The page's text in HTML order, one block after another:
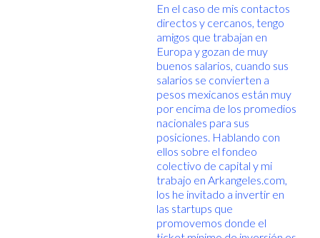
En el caso de mis contactos
directos y cercanos, tengo
amigos que trabajan en
Europa y gozan de muy
buenos salarios, cuando sus
salarios se convierten a
pesos mexicanos están muy
por encima de los promedios
nacionales para sus
posiciones. Hablando con
ellos sobre el fondeo
colectivo de capital y mi
trabajo en Arkangeles.com,
los he invitado a invertir en
las startups que
promovemos donde el